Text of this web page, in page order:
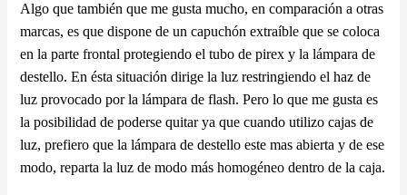
Algo que también que me gusta mucho, en comparación a otras
marcas, es que dispone de un capuchón extraíble que se coloca
en la parte frontal protegiendo el tubo de pirex y la lámpara de
destello. En ésta situación dirige la luz restringiendo el haz de
luz provocado por la lámpara de flash. Pero lo que me gusta es
la posibilidad de poderse quitar ya que cuando utilizo cajas de
luz, prefiero que la lámpara de destello este mas abierta y de ese
modo, reparta la luz de modo más homogéneo dentro de la caja.